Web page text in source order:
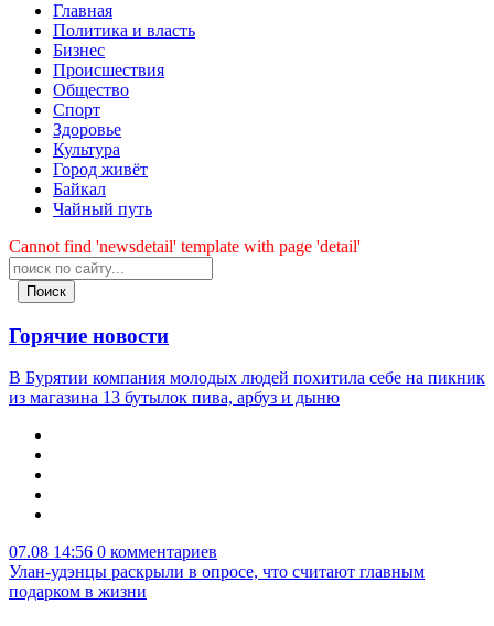
Главная
Политика и власть
Бизнес
Происшествия
Общество
Cпорт
Здоровье
Культура
Город живёт
Байкал
Чайный путь
Cannot find 'newsdetail' template with page 'detail'
Поиск
Горячие новости
В Бурятии компания молодых людей похитила себе на пикник
из магазина 13 бутылок пива, арбуз и дыню
07.08 14:56 0 комментариев
Улан-удэнцы раскрыли в опросе, что считают главным
подарком в жизни